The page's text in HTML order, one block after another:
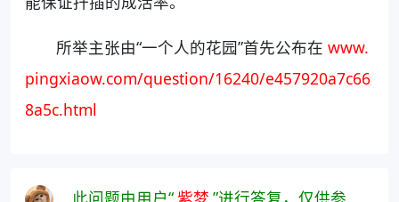
所举主张由“一个人的花园”首先公布在www.
pingxiaow.com/question/16240/e457920a7c66
8a5c.html
此问题由用户“紫梦 ”进行答复，仅供参